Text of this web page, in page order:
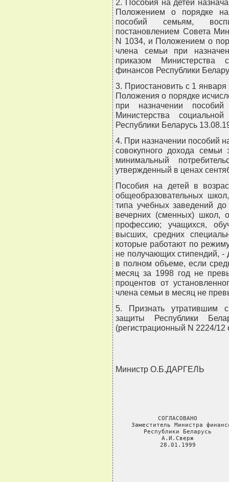
2. Пособия на детей
Положением о порядке
пособий семьям,
постановлением Совета
N 1034, и Положением о
члена семьи при
приказом Министерства
финансов Республики
3. Приостановить с 1
Положения о порядке
при назначении
Министерства
Республики Беларусь
4. При назначении пособий
совокупного дохода
минимальный
утвержденный в ценах
Пособия на детей в
общеобразовательных
типа учебных заведений
вечерних (сменных) школ,
профессию; учащихся,
высших, средних
которые работают по
не получающих стипендий, -
в полном объеме, если
месяц за 1998 год не
процентов от
члена семьи в месяц не
5. Признать утратившим
защиты Республики
(регистрационный N 2224/12
Министр О.Б.ДАРГЕЛЬ
СОГЛАСОВАНО
Заместитель Министра
Республики
А.И.Сверж
28.01.1999